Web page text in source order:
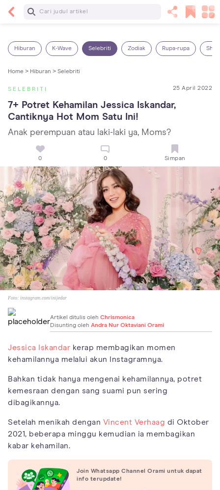
Baca Selanjutnya
Hiburan K-Wave Selebriti Zodiak Rupa-rupa
Home > Hiburan > Selebriti
SELEBRITI 25 April 2022
7+ Potret Kehamilan Jessica Iskandar,
Cantiknya Hot Mom Satu Ini!
Anak perempuan atau laki-laki ya, Moms?
0 0 Simpan
Foto: instagram.com/inijedar
Artikel ditulis oleh Chrismonica
Disunting oleh Andra Nur Oktaviani Orami
Jessica Iskandar kerap membagikan momen
kehamilannya melalui akun Instagramnya.
Bahkan tidak hanya mengenai kehamilannya, potret
kemesraan dengan sang suami pun sering
dibagikannya.
Setelah menikah dengan Vincent Verhaag di Oktober
2021, beberapa minggu kemudian ia membagikan
kabar kehamilan.
Join Whatsapp Channel Orami untuk dapat
info terupdate!